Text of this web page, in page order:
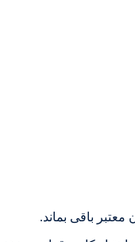
باقی بماند.